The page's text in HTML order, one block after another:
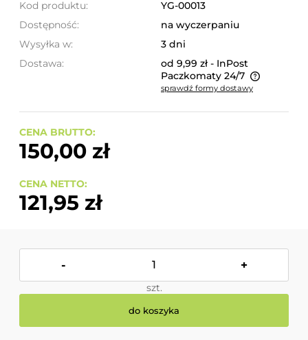
Kod produktu:
YG-00013
Dostępność:
na wyczerpaniu
Wysyłka w:
3 dni
Dostawa:
od 9,99 zł - InPost
Paczkomaty 24/7
Cena nie zawiera ewentualnych kosztów płatności
sprawdź formy dostawy
CENA BRUTTO:
150,00 zł
CENA NETTO:
121,95 zł
- +
szt.
do koszyka